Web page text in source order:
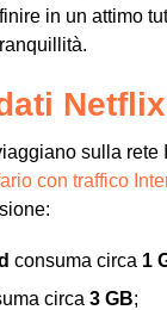
in un attimo
sulla
con traffico
consuma circa 1
circa 3 GB;